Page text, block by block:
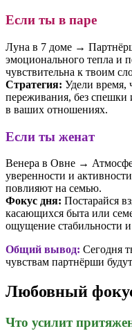
Если ты в паре
Луна в 7 доме →
эмоционального тепла и
чувствительна к твоим
Стратегия: Удели время,
переживания, без
в ваших отношениях.
Если ты женат
Венера в Овне →
уверенности и
повлияют на семью.
Фокус дня: Постарайся
касающихся быта или
ощущение стабильности
Общий вывод: Сегодня
чувствам партнёрши
Любовный
Что усилит